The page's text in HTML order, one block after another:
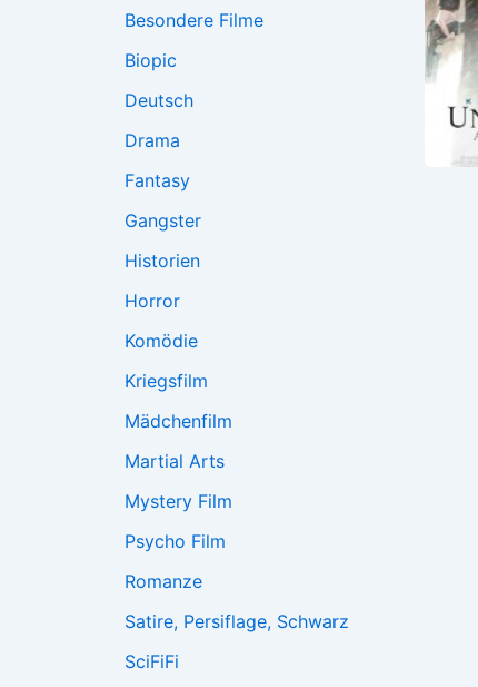
Besondere Filme
Biopic
Deutsch
Drama
Fantasy
Gangster
Historien
Horror
Komödie
Kriegsfilm
Mädchenfilm
Martial Arts
Mystery Film
Psycho Film
Romanze
Satire, Persiflage, Schwarz
SciFiFi